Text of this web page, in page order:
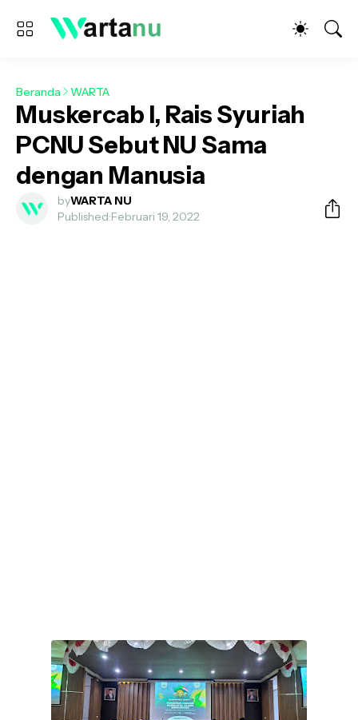
Beranda WARTA
Muskercab I, Rais Syuriah
PCNU Sebut NU Sama
dengan Manusia
byWARTA NU
Published:Februari 19, 2022